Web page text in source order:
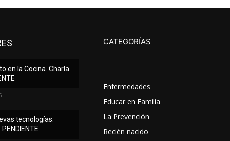
en la Cocina. Charla.
tecnologías.
CATEGORÍAS
Enfermedades
Educar en Familia
La Prevención
Recién nacido